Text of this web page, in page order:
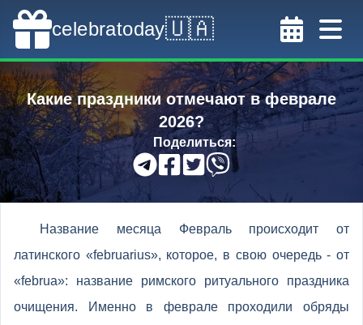
celebratoday🇺🇦
Какие праздники отмечают в феврале
2026?
Поделиться:
Название месяца Февраль происходит от
латинского «februarius», которое, в свою очередь - от
«februa»: название римского ритуального праздника
очищения. Именно в феврале проходили обряды